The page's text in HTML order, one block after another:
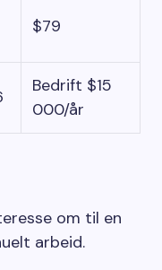
$79
Bedrift $15
000/år
om til en
arbeid.